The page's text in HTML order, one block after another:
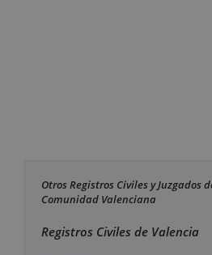
Otros Registros Civiles y Juzgados
Comunidad Valenciana
Registros Civiles de Valencia